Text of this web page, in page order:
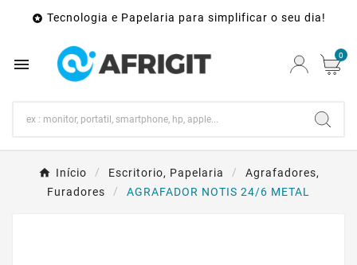
 Tecnologia e Papelaria para simplificar o seu dia!
 0
Início Escritorio, Papelaria
Agrafadores,
Furadores
AGRAFADOR NOTIS 24/6 METAL